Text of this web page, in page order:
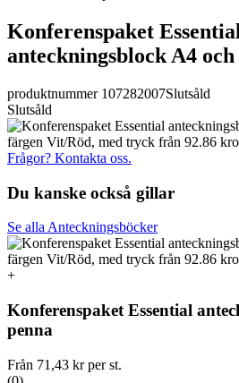
Konferenspaket Essential
anteckningsblock A4 och
produktnummer 107282007Slutsåld
Slutsåld
Frågor? Kontakta oss.
Du kanske också gillar
Se alla Anteckningsböcker
+
Konferenspaket Essential
penna
Från 71,43 krper st.